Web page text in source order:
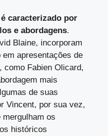
caracterizado por
e abordagens.
Blaine, incorporam
apresentações de
Fabien Olicard,
mais
de suas
Vincent, por sua vez,
os
históricos